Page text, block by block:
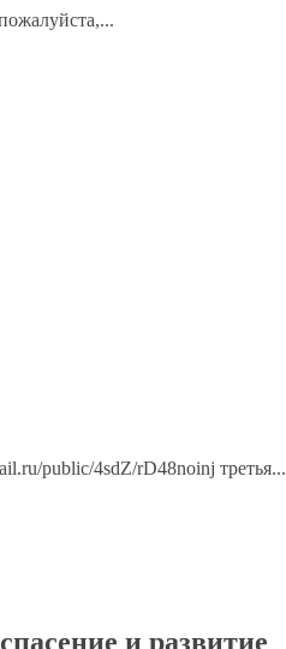
public/4sdZ/rD48noinj третья...
и развитие